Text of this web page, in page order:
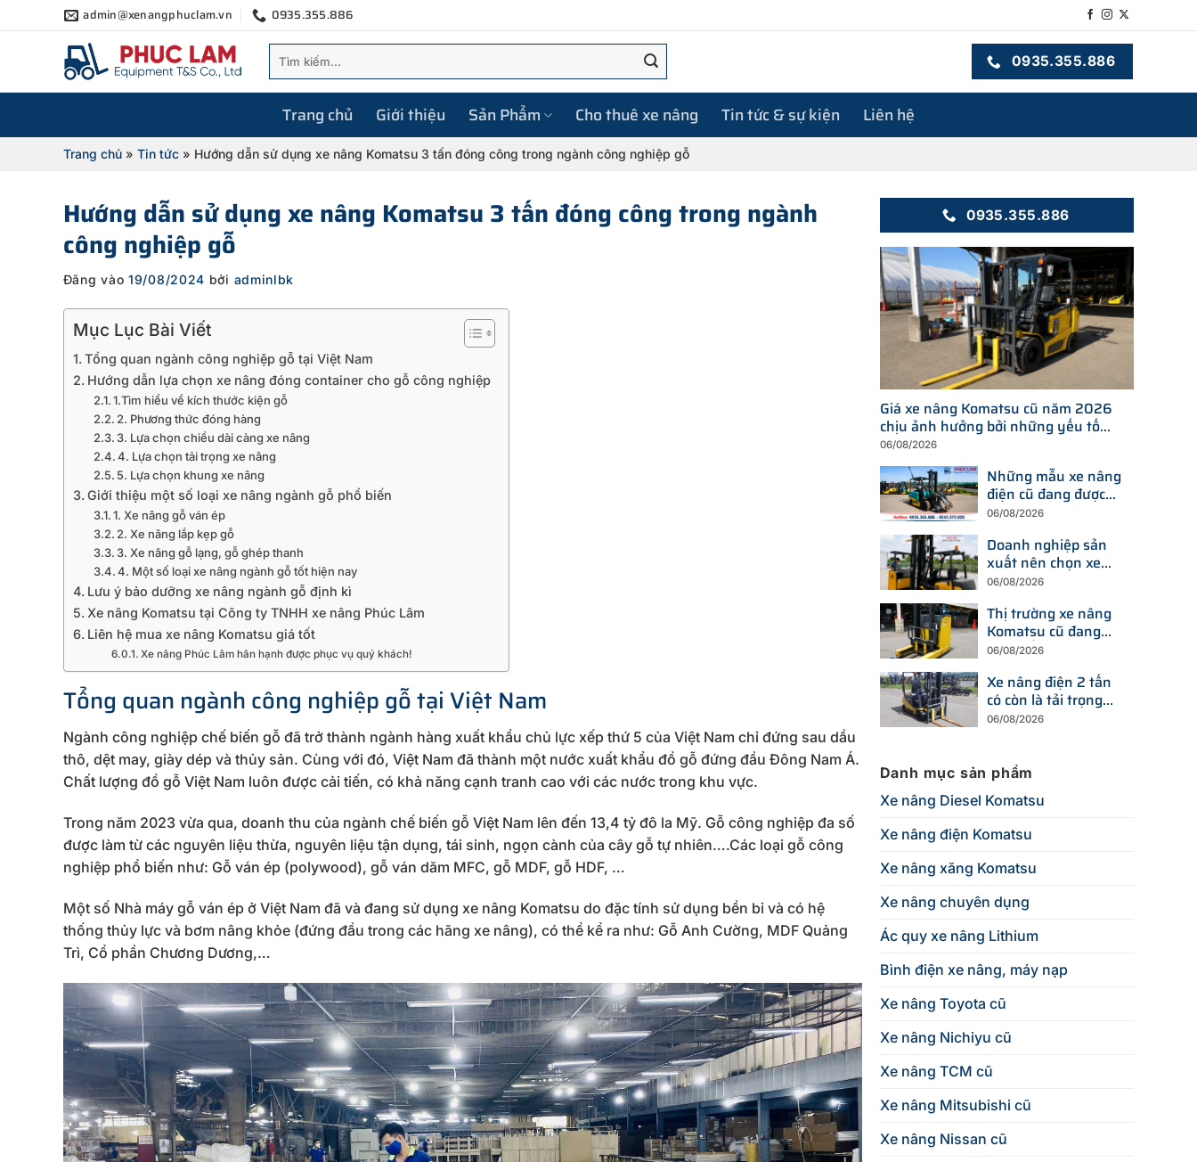
qua
admin@xenangphuclam.vn 0935.355.886
kiếm:
0935.355.886
Trang chủ Giới thiệu Sản Phẩm Cho thuê xe nâng Tin tức & sự kiện Liên hệ
Trang chủ» Tin tức» Hướng dẫn sử dụng xe nâng Komatsu 3 tấn đóng công trong ngành công nghiệp gỗ
Hướng dẫn sử dụng xe nâng Komatsu 3 tấn đóng công trong ngành
công nghiệp gỗ
Đăng vào19/08/2024 bởi adminlbk
Mục Lục Bài Viết
Tổng quan ngành công nghiệp gỗ tại Việt Nam
Hướng dẫn lựa chọn xe nâng đóng container cho gỗ công nghiệp
1.Tìm hiểu về kích thước kiện gỗ
2. Phương thức đóng hàng
3. Lựa chọn chiều dài càng xe nâng
4. Lựa chọn tải trọng xe nâng
5. Lựa chọn khung xe nâng
Giới thiệu một số loại xe nâng ngành gỗ phổ biến
1. Xe nâng gỗ ván ép
2. Xe nâng lắp kẹp gỗ
3. Xe nâng gỗ lạng, gỗ ghép thanh
4. Một số loại xe nâng ngành gỗ tốt hiện nay
Lưu ý bảo dưỡng xe nâng ngành gỗ định kì
Xe nâng Komatsu tại Công ty TNHH xe nâng Phúc Lâm
Liên hệ mua xe nâng Komatsu giá tốt
Xe nâng Phúc Lâm hân hạnh được phục vụ quý khách!
Tổng quan ngành công nghiệp gỗ tại Việt Nam
Ngành công nghiệp chế biến gỗ đã trở thành ngành hàng xuất khẩu chủ lực xếp thứ 5 của Việt Nam chỉ đứng sau dầu
thô, dệt may, giày dép và thủy sản. Cùng với đó, Việt Nam đã thành một nước xuất khẩu đồ gỗ đứng đầu Đông Nam Á.
Chất lượng đồ gỗ Việt Nam luôn được cải tiến, có khả năng cạnh tranh cao với các nước trong khu vực.
Trong năm 2023 vừa qua, doanh thu của ngành chế biến gỗ Việt Nam lên đến 13,4 tỷ đô la Mỹ. Gỗ công nghiệp đa số
được làm từ các nguyên liệu thừa, nguyên liệu tận dụng, tái sinh, ngọn cành của cây gỗ tự nhiên….Các loại gỗ công
nghiệp phổ biến như: Gỗ ván ép (polywood), gỗ ván dăm MFC, gỗ MDF, gỗ HDF, …
Một số Nhà máy gỗ ván ép ở Việt Nam đã và đang sử dụng xe nâng Komatsu do đặc tính sử dụng bền bỉ và có hệ
thống thủy lực và bơm nâng khỏe (đứng đầu trong các hãng xe nâng), có thể kể ra như: Gỗ Anh Cường, MDF Quảng
Trì, Cổ phần Chương Dương,…
0935.355.886
Giá xe nâng Komatsu cũ năm 2026
chịu ảnh hưởng bởi những yếu tố
nào?
06/08/2026
Những mẫu xe nâng
điện cũ đang được
tìm kiếm nhiều nhất
nay
06/08/2026
Doanh nghiệp sản
xuất nên chọn xe
nâng điện hay xe
chi phí?
06/08/2026
Thị trường xe nâng
Komatsu cũ đang
thay đổi ra sao trước
thiết bị mới?
06/08/2026
Xe nâng điện 2 tấn
có còn là tải trọng
được doanh nghiệp
06/08/2026
Danh mục sản phẩm
Xe nâng Diesel Komatsu
Xe nâng điện Komatsu
Xe nâng xăng Komatsu
Xe nâng chuyên dụng
Ác quy xe nâng Lithium
Bình điện xe nâng, máy nạp
Xe nâng Toyota cũ
Xe nâng Nichiyu cũ
Xe nâng TCM cũ
Xe nâng Mitsubishi cũ
Xe nâng Nissan cũ